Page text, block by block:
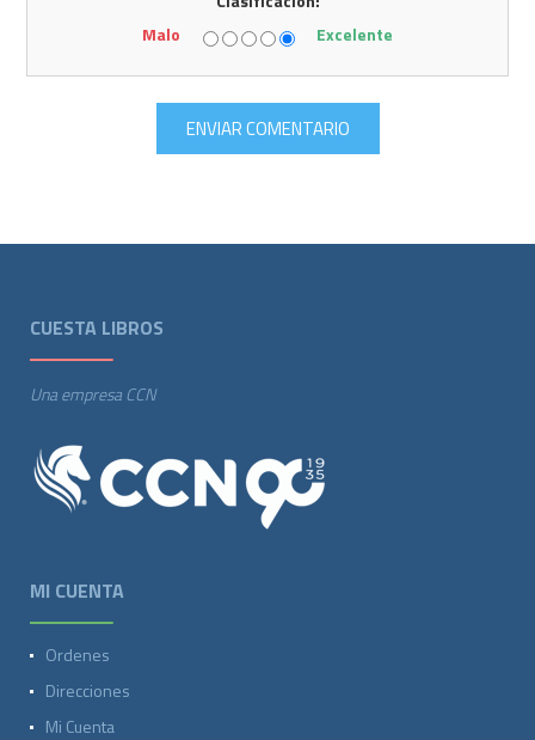
Malo
Excelente
CUESTA LIBROS
Una empresa CCN
MI CUENTA
Ordenes
Direcciones
Mi Cuenta